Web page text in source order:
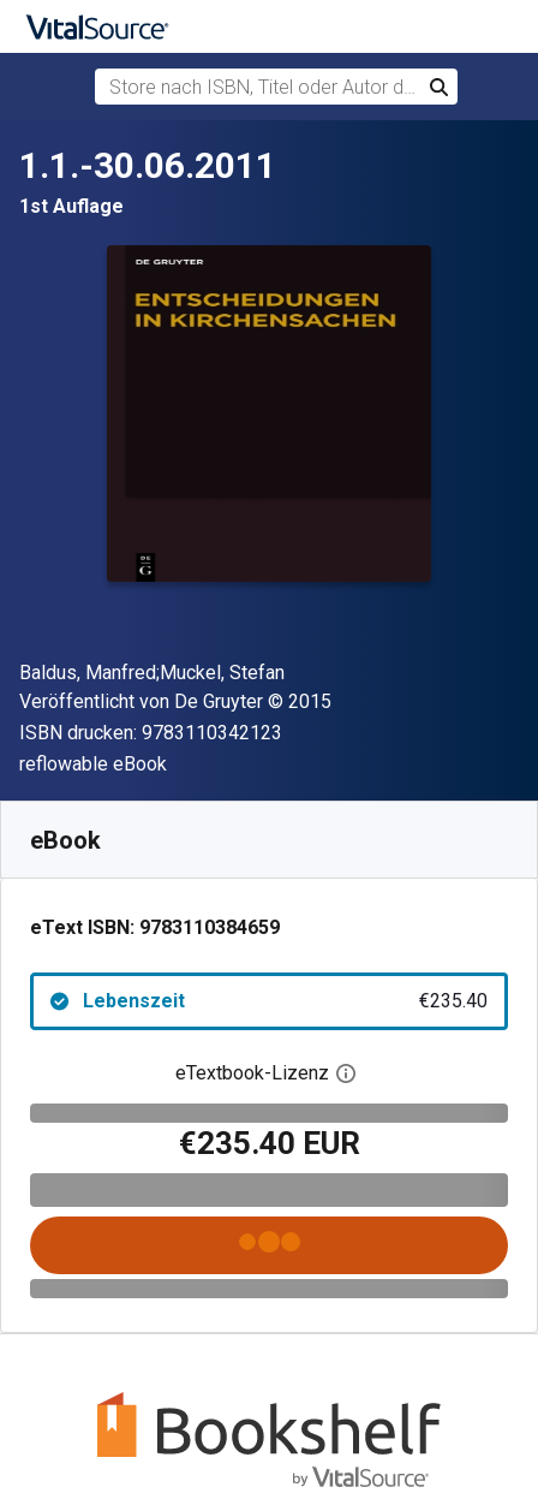
Store nach ISBN, Titel oder Autor durchsuchen
Suchen
1.1.-30.06.2011
1st Auflage
Autor(en)
Baldus, Manfred;Muckel, Stefan
Verleger
Veröffentlicht von De Gruyter Copyright
© 2015
ISBN drucken: 9783110342123
Format
reflowable eBook
eBook
eText ISBN: 9783110384659
Lebenszeit €235.40
eTextbook-Lizenz Digitalen
€235.40 EUR